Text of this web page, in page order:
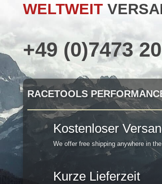
WELTWEIT
+49 (0)7473
RACETOOLS
Kostenloser
We offer free shipping anywhere in
Kurze Lieferzeit